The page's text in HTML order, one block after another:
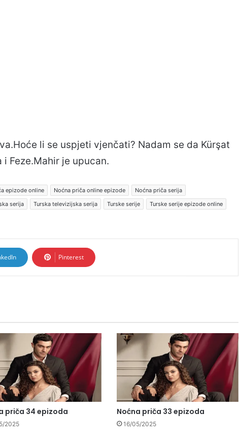
li se uspjeti vjenčati? Nadam se da Kürşat
Feze.Mahir je upucan.
epizode online Noćna priča online epizode
Noćna priča serija
serija Turska televizijska serija Turske serije
Turske serije epizode online
Pinterest
priča 34 epizoda
2025
Noćna priča 33 epizoda
16/05/2025